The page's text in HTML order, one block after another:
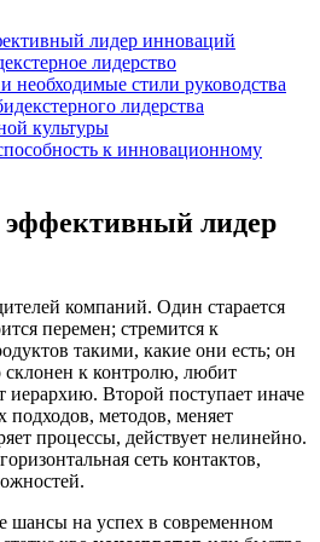
лидер инноваций
лидерство
необходимые стили руководства
лидерства
культуры
к инновационному
эффективный лидер
компаний. Один старается
перемен; стремится к
такими, какие они есть; он
склонен к контролю, любит
иерархию. Второй поступает иначе
подходов, методов, меняет
процессы, действует нелинейно.
сеть контактов,
шансы на успех в современном